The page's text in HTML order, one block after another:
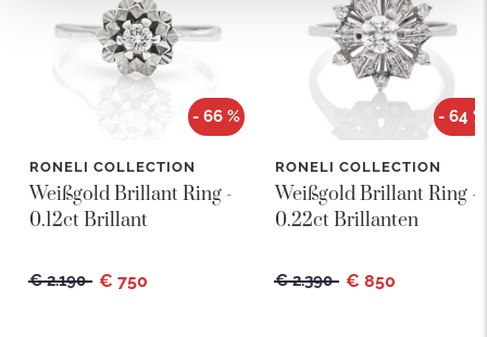
- 66 %
RONELI COLLECTION
Weißgold Brillant Ring -
0.12ct Brillant
€ 2.190 € 750
- 64 %
RONELI COLLECTION
Weißgold Brillant Ring -
0.22ct Brillanten
€ 2.390 € 850